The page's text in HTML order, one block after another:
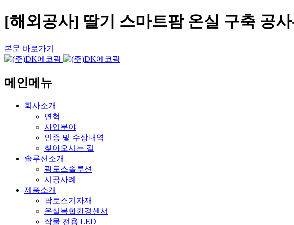
[해외공사] 딸기 스마트팜 온실 구축 공
본문 바로가기
메인메뉴
회사소개
연혁
사업분야
인증 및 수상내역
찾아오시는 길
솔루션소개
팜토스솔루션
시공사례
제품소개
팜토스기자재
온실복합환경센서
작물 전용 LED